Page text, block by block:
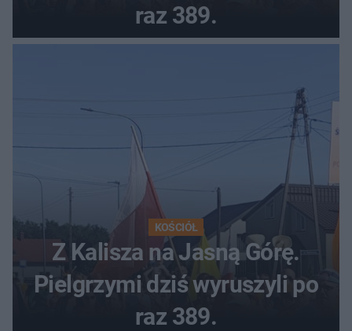
raz 389.
KOŚCIÓŁ
Z Kalisza na Jasną Górę.
Pielgrzymi dziś wyruszyli po
raz 389.